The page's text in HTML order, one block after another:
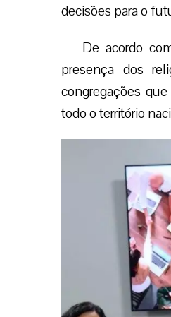
decisões para o
De acordo
presença dos
congregações
todo o território